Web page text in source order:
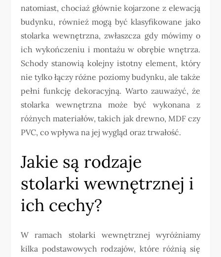
natomiast, chociaż głównie kojarzone z elewacją
budynku, również mogą być klasyfikowane jako
stolarka wewnętrzna, zwłaszcza gdy mówimy o
ich wykończeniu i montażu w obrębie wnętrza.
Schody stanowią kolejny istotny element, który
nie tylko łączy różne poziomy budynku, ale także
pełni funkcję dekoracyjną. Warto zauważyć, że
stolarka wewnętrzna może być wykonana z
różnych materiałów, takich jak drewno, MDF czy
PVC, co wpływa na jej wygląd oraz trwałość.
Jakie są rodzaje
stolarki wewnętrznej i
ich cechy?
W ramach stolarki wewnętrznej wyróżniamy
kilka podstawowych rodzajów, które różnią się